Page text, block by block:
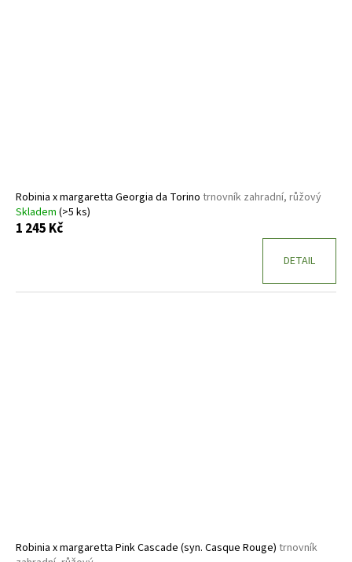
Robinia x margaretta Georgia da Torino trnovník zahradní, růžový
Skladem (>5 ks)
1 245 Kč
DETAIL
Robinia x margaretta Pink Cascade (syn. Casque Rouge) trnovník